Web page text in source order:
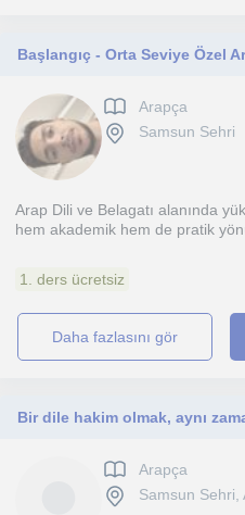
Başlangıç - Orta Seviye Özel
Arapça
Samsun Sehri
Arap Dili ve Belagatı alanında
hem akademik hem de pratik
1. ders ücretsiz
daha fazlasını gör
Bir dile hakim olmak, aynı
Arapça
Samsun Sehri,